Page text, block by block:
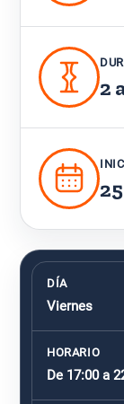
2
DÍA
Viernes
HORARIO
De 17:00 a